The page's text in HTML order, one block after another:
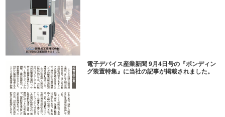
電子デバイス産業新聞 9月4日号の『ボンディン
グ装置特集』に当社の記事が掲載されました。